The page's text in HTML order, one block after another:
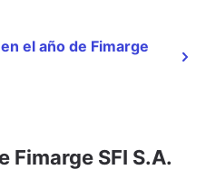
el año de Fimarge
Fimarge SFI S.A.